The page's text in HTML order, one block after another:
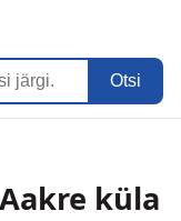
Otsi
küla